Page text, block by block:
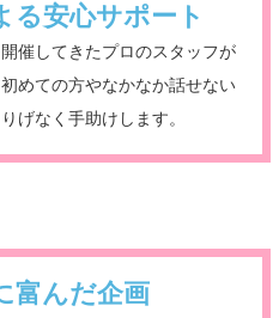
る安心サポート
催してきたプロのスタッフが
めての方やなかなか話せない
げなく手助けします。
富んだ企画